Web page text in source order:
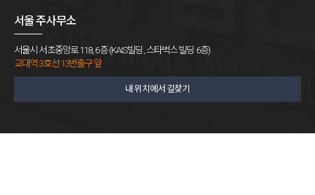
서울 주사무소
서울시 서초중앙로 118, 6층 (KAIS빌딩, 스타벅스 빌딩 6층)
교대역 3호선 13번출구 앞
내 위치에서 길찾기